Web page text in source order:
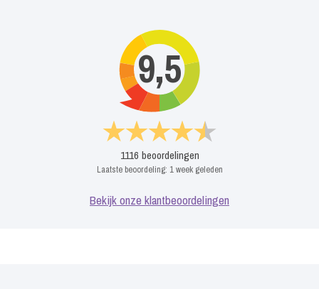
9,5
1116 beoordelingen
Laatste beoordeling: 1 week geleden
Bekijk onze klantbeoordelingen